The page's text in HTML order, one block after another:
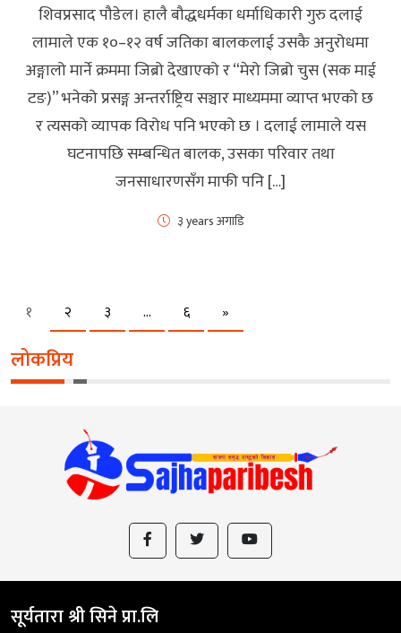
शिवप्रसाद पौडेल। हालै बौद्धधर्मका धर्माधिकारी गुरु दलाई
लामाले एक १०–१२ वर्ष जतिका बालकलाई उसकै अनुरोधमा
अङ्गालो मार्ने क्रममा जिब्रो देखाएको र “मेरो जिब्रो चुस (सक माई
टङ)” भनेको प्रसङ्ग अन्तर्राष्ट्रिय सञ्चार माध्यममा व्याप्त भएको छ
र त्यसको व्यापक विरोध पनि भएको छ । दलाई लामाले यस
घटनापछि सम्बन्धित बालक, उसका परिवार तथा
जनसाधारणसँग माफी पनि […]
३ years अगाडि
१ २ ३ … ६ »
लोकप्रिय
सूर्यतारा श्री सिने प्रा.लि